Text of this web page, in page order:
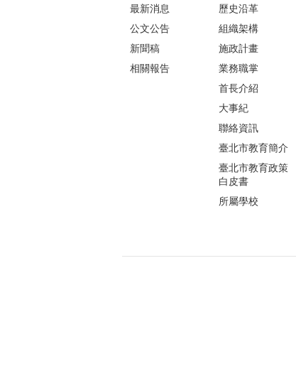
最新消息
公文公告
新聞稿
相關報告
歷史沿革
組織架構
施政計畫
業務職掌
首長介紹
大事紀
聯絡資訊
臺北市教育簡介
臺北市教育政策
白皮書
所屬學校